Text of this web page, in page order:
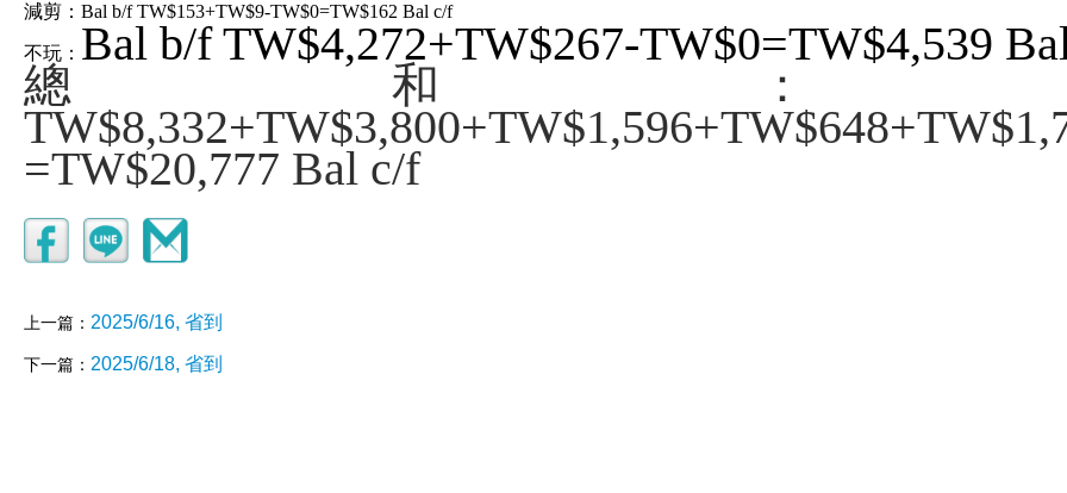
減剪： Bal b/f TW$153+TW$9-TW$0=TW$162 Bal c/f
不玩： Bal b/f TW$4,272+TW$267-TW$0=TW$4,539
總和：
=TW$20,777 Bal c/f
上一篇： 2025/6/16, 省到
下一篇： 2025/6/18, 省到